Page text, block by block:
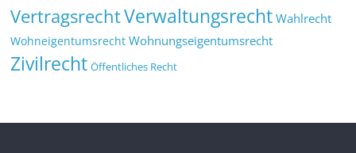
VertragsrechtVerwaltungsrecht Wahlrecht
Wohneigentumsrecht Wohnungseigentumsrecht
Zivilrecht Öffentliches Recht